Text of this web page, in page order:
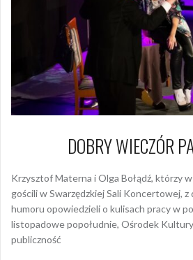
DOBRY WIECZÓR
Krzysztof Materna i Olga Bołądź, którzy
gościli w Swarzędzkiej Sali Koncertowej, z
humoru opowiedzieli o kulisach pracy w
listopadowe popołudnie, Ośrodek Kultury
publiczność